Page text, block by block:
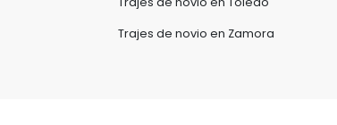
Trajes de novio en Zamora